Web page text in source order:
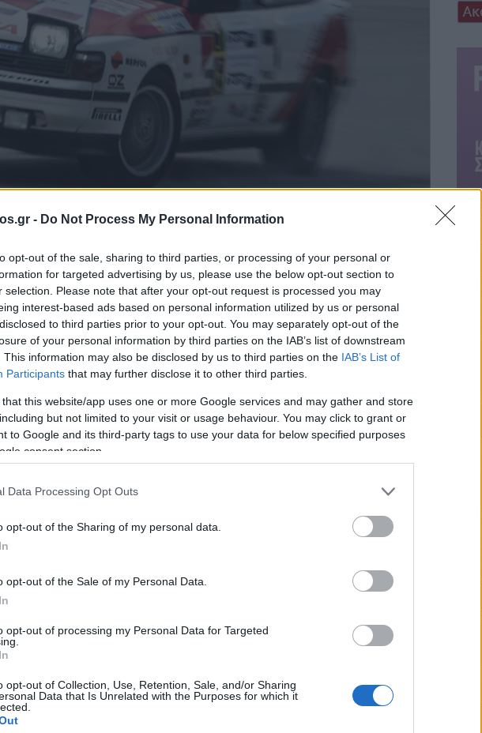
- Do Not Process My Personal Information
opt-out of the sale, sharing to third parties, or processing of your personal or
for targeted advertising by us, please use the below opt-out section to
selection. Please note that after your opt-out request is processed you may
interest-based ads based on personal information utilized by us or personal
to third parties prior to your opt-out. You may separately opt-out of the
of your personal information by third parties on the IAB’s list of downstream
This information may also be disclosed by us to third parties on the IAB’s List of
Participants that may further disclose it to other third parties.
that this website/app uses one or more Google services and may gather and store
but not limited to your visit or usage behaviour. You may click to grant or
to Google and its third-party tags to use your data for below specified purposes
consent section.
Data Processing Opt Outs
opt-out of the Sharing of my personal data.
opt-out of the Sale of my Personal Data.
opt-out of processing my Personal Data for Targeted
opt-out of Collection, Use, Retention, Sale, and/or Sharing
Data that Is Unrelated with the Purposes for which it
από την
Πτολεμαΐδας
και μάθετε πρώτοι όλες τις ειδήσεις!
και μεγάλη συμμετοχή φίλων του μηχανοκίνητου
η
2η Δεξιοτεχνία Φλώρινας,
Λέσχη Πτολεμαΐδας, προσφέροντας έντονες στιγμές
και θεάματος. Η εκδήλωση συγκέντρωσε οδηγούς και